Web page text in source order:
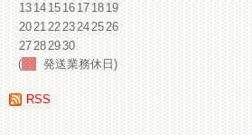
13141516171819
20212223242526
27282930
(
発送業務休日)
RSS